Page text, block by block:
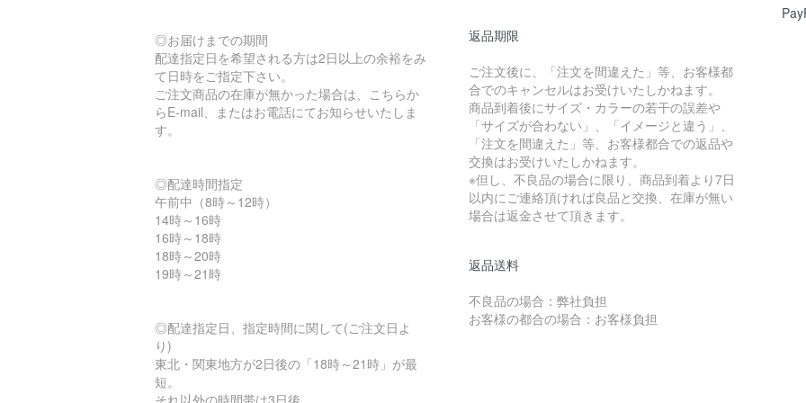
◎お届けまでの期間
配達指定日を希望される方は2日以上の余裕をみ
て日時をご指定下さい。
ご注文商品の在庫が無かった場合は、こちらか
らE-mail、またはお電話にてお知らせいたしま
す。
◎配達時間指定
午前中（8時～12時）
14時～16時
16時～18時
18時～20時
19時～21時
◎配達指定日、指定時間に関して(ご注文日よ
り)
東北・関東地方が2日後の「18時～21時」が最
短。
それ以外の時間帯は3日後。
返品期限
ご注文後に、「注文を間違えた」等、お客様都
合でのキャンセルはお受けいたしかねます。
商品到着後にサイズ・カラーの若干の誤差や
「サイズが合わない」、「イメージと違う」、
「注文を間違えた」等、お客様都合での返品や
交換はお受けいたしかねます。
※但し、不良品の場合に限り、商品到着より7日
以内にご連絡頂ければ良品と交換、在庫が無い
場合は返金させて頂きます。
返品送料
不良品の場合：弊社負担
お客様の都合の場合：お客様負担